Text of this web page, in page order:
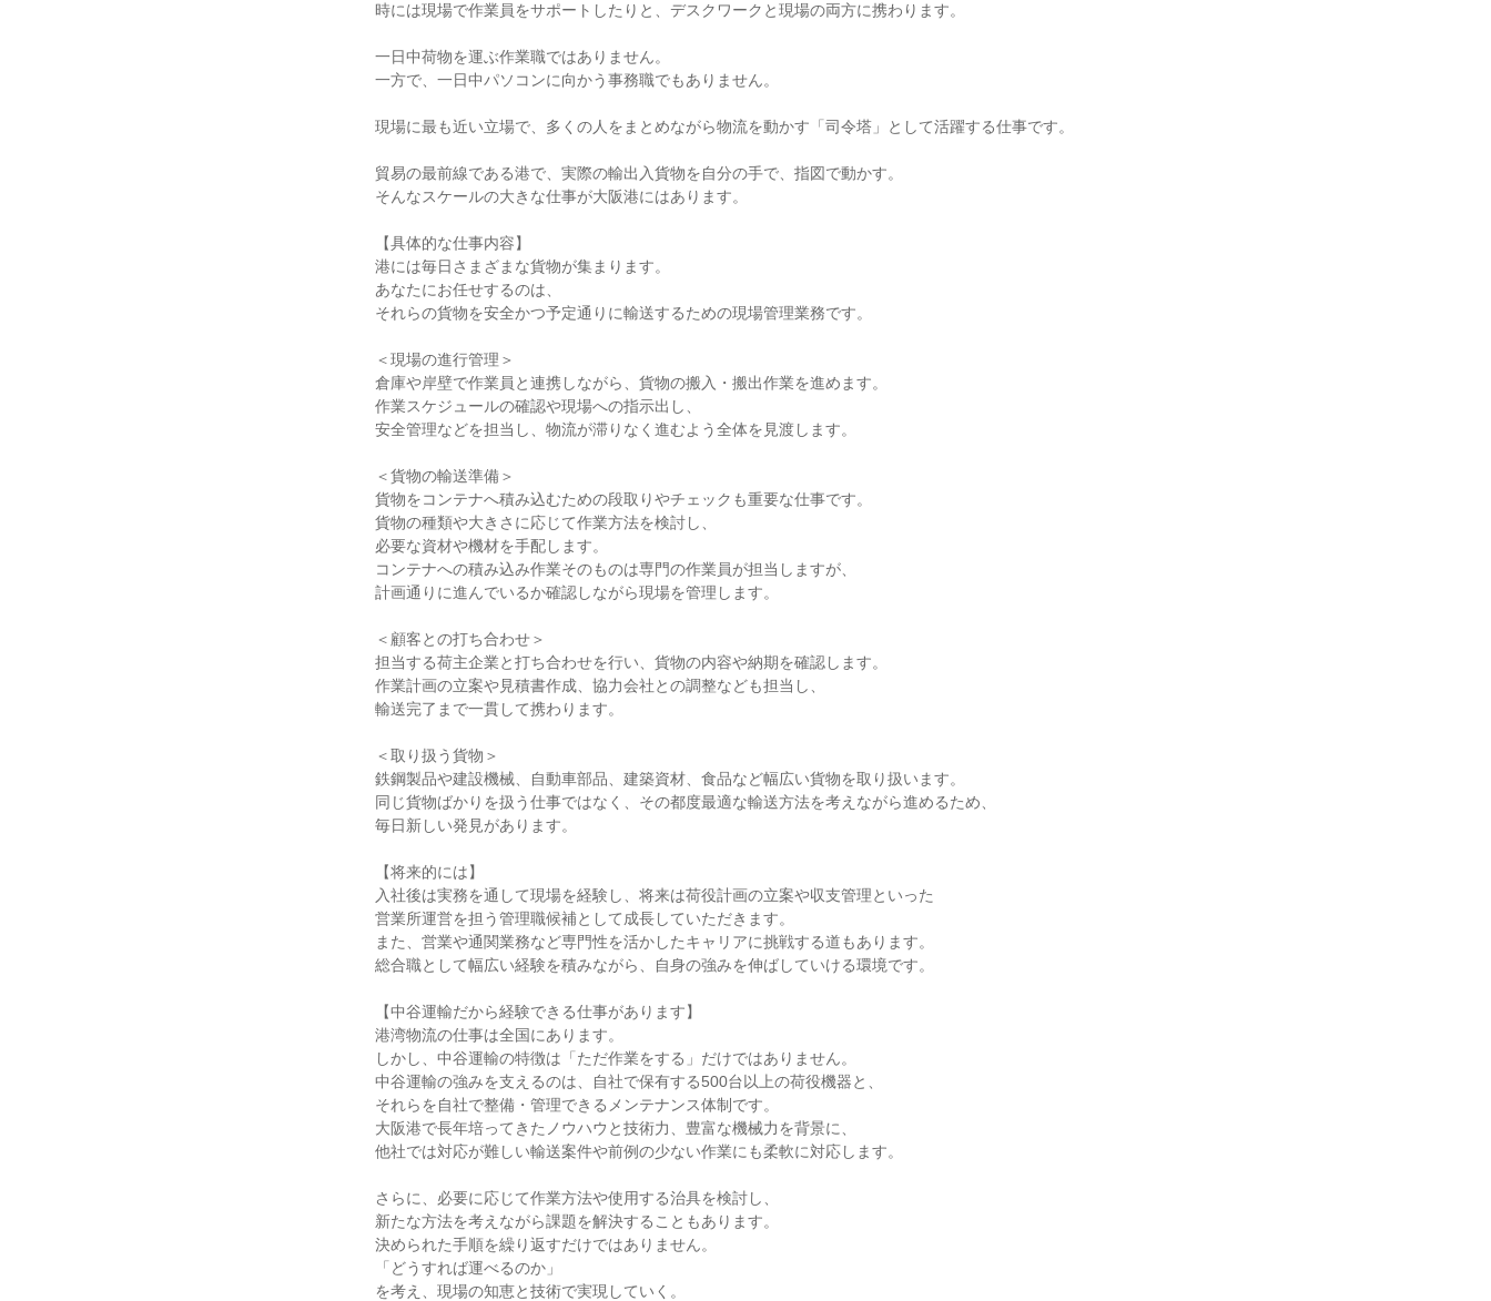
時には現場で作業員をサポートしたりと、デスクワークと現場の両方に携わります。
一日中荷物を運ぶ作業職ではありません。
一方で、一日中パソコンに向かう事務職でもありません。
現場に最も近い立場で、多くの人をまとめながら物流を動かす「司令塔」として活躍する仕事です。
貿易の最前線である港で、実際の輸出入貨物を自分の手で、指図で動かす。
そんなスケールの大きな仕事が大阪港にはあります。
【具体的な仕事内容】
港には毎日さまざまな貨物が集まります。
あなたにお任せするのは、
それらの貨物を安全かつ予定通りに輸送するための現場管理業務です。
＜現場の進行管理＞
倉庫や岸壁で作業員と連携しながら、貨物の搬入・搬出作業を進めます。
作業スケジュールの確認や現場への指示出し、
安全管理などを担当し、物流が滞りなく進むよう全体を見渡します。
＜貨物の輸送準備＞
貨物をコンテナへ積み込むための段取りやチェックも重要な仕事です。
貨物の種類や大きさに応じて作業方法を検討し、
必要な資材や機材を手配します。
コンテナへの積み込み作業そのものは専門の作業員が担当しますが、
計画通りに進んでいるか確認しながら現場を管理します。
＜顧客との打ち合わせ＞
担当する荷主企業と打ち合わせを行い、貨物の内容や納期を確認します。
作業計画の立案や見積書作成、協力会社との調整なども担当し、
輸送完了まで一貫して携わります。
＜取り扱う貨物＞
鉄鋼製品や建設機械、自動車部品、建築資材、食品など幅広い貨物を取り扱います。
同じ貨物ばかりを扱う仕事ではなく、その都度最適な輸送方法を考えながら進めるため、
毎日新しい発見があります。
【将来的には】
入社後は実務を通して現場を経験し、将来は荷役計画の立案や収支管理といった
営業所運営を担う管理職候補として成長していただきます。
また、営業や通関業務など専門性を活かしたキャリアに挑戦する道もあります。
総合職として幅広い経験を積みながら、自身の強みを伸ばしていける環境です。
【中谷運輸だから経験できる仕事があります】
港湾物流の仕事は全国にあります。
しかし、中谷運輸の特徴は「ただ作業をする」だけではありません。
中谷運輸の強みを支えるのは、自社で保有する500台以上の荷役機器と、
それらを自社で整備・管理できるメンテナンス体制です。
大阪港で長年培ってきたノウハウと技術力、豊富な機械力を背景に、
他社では対応が難しい輸送案件や前例の少ない作業にも柔軟に対応します。
さらに、必要に応じて作業方法や使用する治具を検討し、
新たな方法を考えながら課題を解決することもあります。
決められた手順を繰り返すだけではありません。
「どうすれば運べるのか」
を考え、現場の知恵と技術で実現していく。